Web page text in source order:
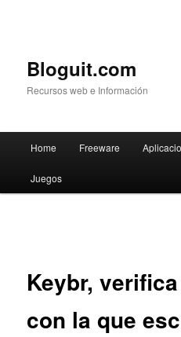
Bloguit.com
Recursos web e Información
Skip
to
Home Freeware
Juegos
Keybr,
con la que